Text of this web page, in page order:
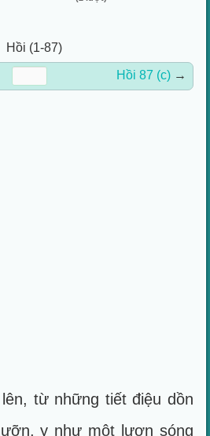
Hồi (1-87)
Hồi 87 (c) →
từ những tiết điệu dồn
y như một lượn sóng